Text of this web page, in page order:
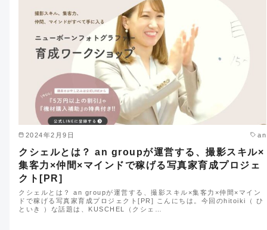
2024年2月9日 an
クシェルとは？ an groupが運営する、撮影スキル×
集客力×仲間×マインドで稼げる写真家育成プロジェ
クト[PR]
クシェルとは？ an groupが運営する、撮影スキル×集客力×仲間×マイン
ドで稼げる写真家育成プロジェクト[PR] こんにちは。今回のhitoiki（ ひ
といき ）な話題は、KUSCHEL（クシェ…